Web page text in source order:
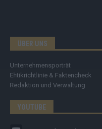
ÜBER UNS
Unternehmensporträt
Ehtikrichtlinie & Faktencheck
Redaktion und Verwaltung
YOUTUBE